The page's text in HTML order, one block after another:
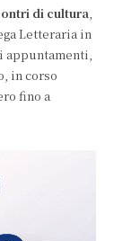
di cultura,
Letteraria in
appuntamenti,
in corso
fino a